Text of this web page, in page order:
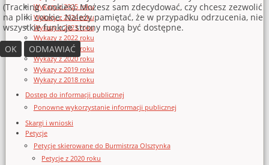
Wykazy z 2025 roku
Wykazy z 2024 roku
Wykazy z 2023 roku
Wykazy z 2022 roku
Wykazy z 2021 roku
Wykazy z 2020 roku
Wykazy z 2019 roku
Wykazy z 2018 roku
Dostęp do informacji publicznej
Ponowne wykorzystanie informacji publicznej
Skargi i wnioski
Petycje
Petycje skierowane do Burmistrza Olsztynka
Petycje z 2020 roku
(Tracking Cookies). Możesz sam zdecydować, czy chcesz zezwolić
na pliki cookie. Należy pamiętać, że w przypadku odrzucenia, nie
wszystkie funkcje strony mogą być dostępne.
OK
ODMAWIAĆ